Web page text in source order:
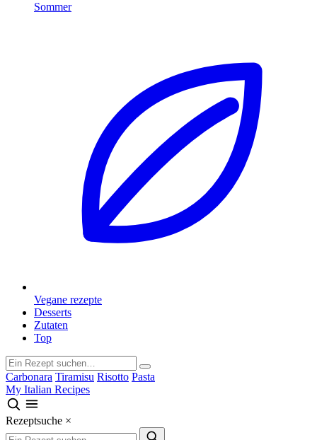
Sommer
Vegane rezepte
Desserts
Zutaten
Top
Carbonara Tiramisu Risotto Pasta
My Italian Recipes
Rezeptsuche ×